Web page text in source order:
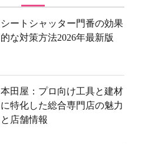
シートシャッター門番の効果
的な対策方法2026年最新版
本田屋：プロ向け工具と建材
に特化した総合専門店の魅力
と店舗情報